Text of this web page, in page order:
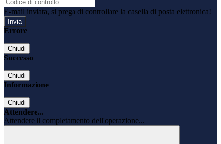
E-mail inviata, si prega di controllare la casella di posta elettronica!
Errore
Chiudi
Successo
Chiudi
Informazione
Chiudi
Attendere...
Attendere il completamento dell'operazione...